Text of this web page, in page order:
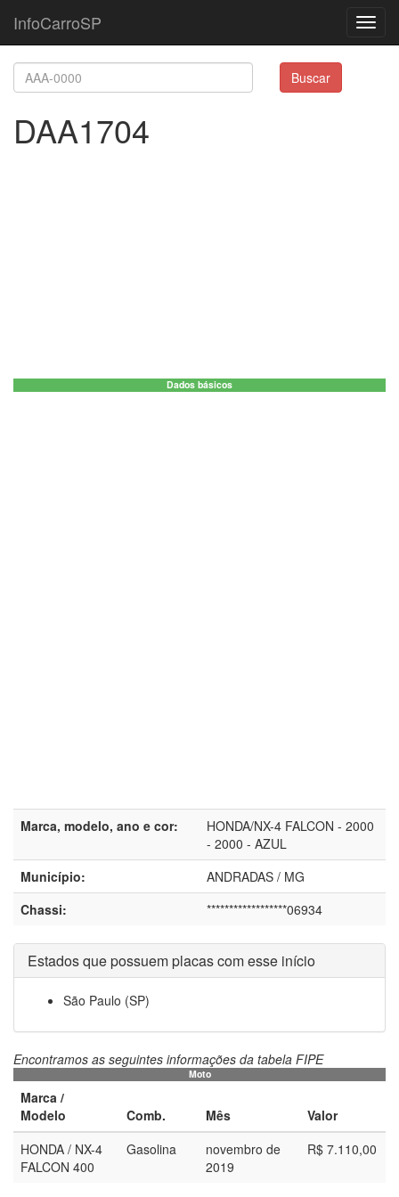
InfoCarroSP
Buscar
DAA1704
Dados básicos
Marca, modelo, ano e cor:
HONDA/NX-4 FALCON - 2000
- 2000 - AZUL
Município:
ANDRADAS / MG
Chassi:
******************06934
Estados que possuem placas com esse início
São Paulo (SP)
Encontramos as seguintes informações da tabela FIPE
Moto
Marca /
Modelo
Comb. Mês
Valor
HONDA / NX-4
FALCON 400
Gasolina
novembro de
2019
R$ 7.110,00